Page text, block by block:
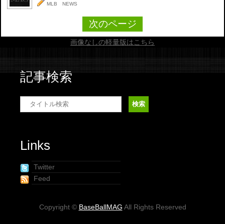
MLB NEWS
次のページ
画像なしの軽量版はこちら
記事検索
Links
Twitter
Feed
Copyright © BaseBallMAG All Rights Reserved